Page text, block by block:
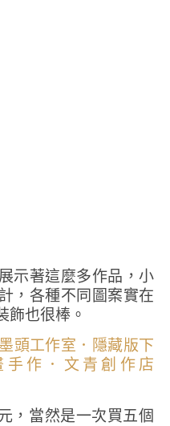
示著這麼多作品，小
，各種不同圖案實在
飾也很棒。
，當然是一次買五個